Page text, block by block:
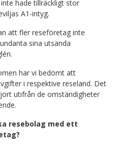
hade tillräckligt stor
A1-intyg.
att fler reseföretag inte
sina utsända
har vi bedömt att
i respektive reseland. Det
utifrån de omständigheter
resebolag med ett